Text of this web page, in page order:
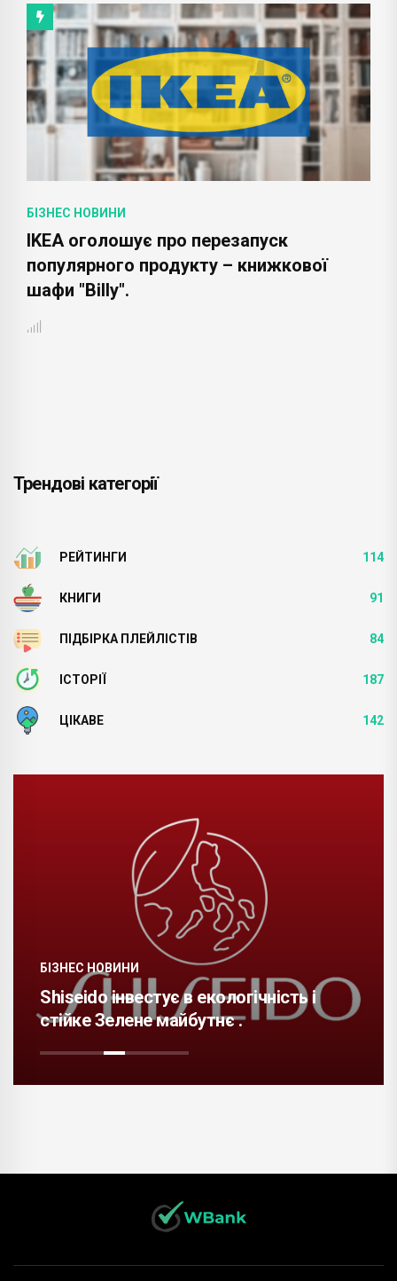
БІЗНЕС НОВИНИ
IKEA оголошує про перезапуск
популярного продукту – книжкової
шафи "Billy".
Трендові категорії
РЕЙТИНГИ 114
КНИГИ 91
ПІДБІРКА ПЛЕЙЛІСТІВ 84
ІСТОРІЇ 187
ЦІКАВЕ 142
БІЗНЕС НОВИНИ
Shiseido інвестує в екологічність і
стійке Зелене майбутнє .